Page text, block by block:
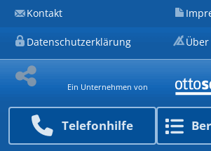
Telefon­hilfe
Kontakt
Datenschutzerklärung
Ein Unternehmen von